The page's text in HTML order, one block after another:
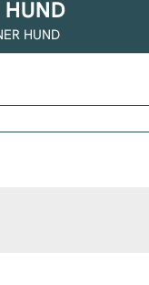
HUND
HUND